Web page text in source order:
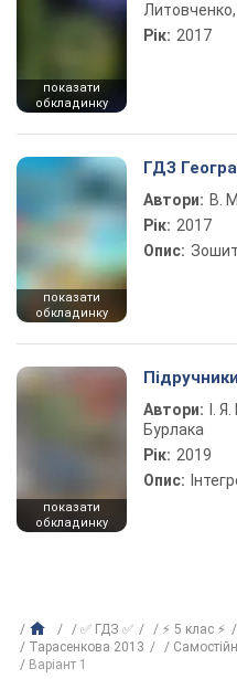
показати
обкладинку
Рік: 2017
показати
обкладинку
ГДЗ
Автори: В.
Рік: 2017
Опис: Зошит
показати
обкладинку
Автори:
І.
Бурлака
Рік: 2019
Опис:
✅ ГДЗ ✅ ⚡ 5 клас ⚡
Тарасенкова 2013
Варіант 1